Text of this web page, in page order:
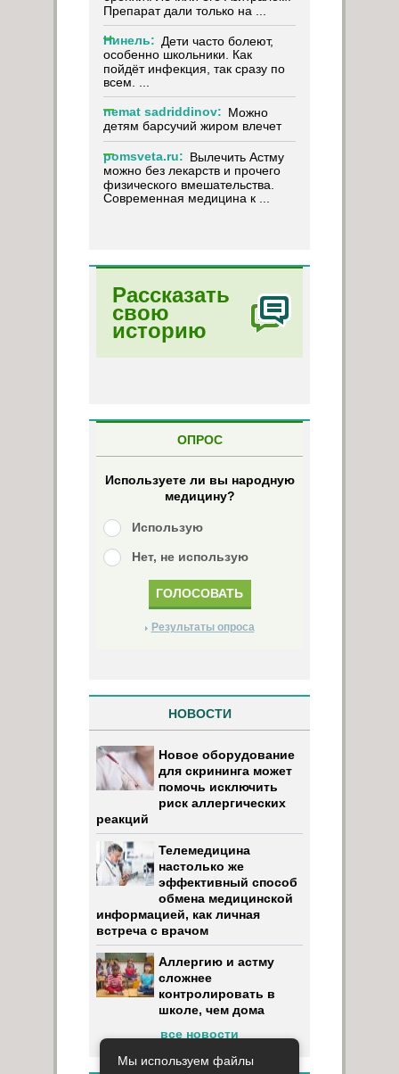
Препарат дали только на ...
Нинель: Дети часто болеют,
особенно школьники. Как
пойдёт инфекция, так сразу по
всем. ...
nemat sadriddinov: Можно
детям барсучий жиром влечет
pomsveta.ru: Вылечить Астму
можно без лекарств и прочего
физического вмешательства.
Современная медицина к ...
Рассказать
свою
историю
ОПРОС
Используете ли вы народную
медицину?
Использую
Нет, не использую
Результаты опроса
НОВОСТИ
Новое оборудование
для скрининга может
помочь исключить
риск аллергических
реакций
Телемедицина
настолько же
эффективный способ
обмена медицинской
информацией, как личная
встреча с врачом
Аллергию и астму
сложнее
контролировать в
школе, чем дома
все новости
Мы используем файлы